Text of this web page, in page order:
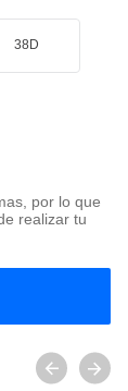
38D
por lo que
realizar tu